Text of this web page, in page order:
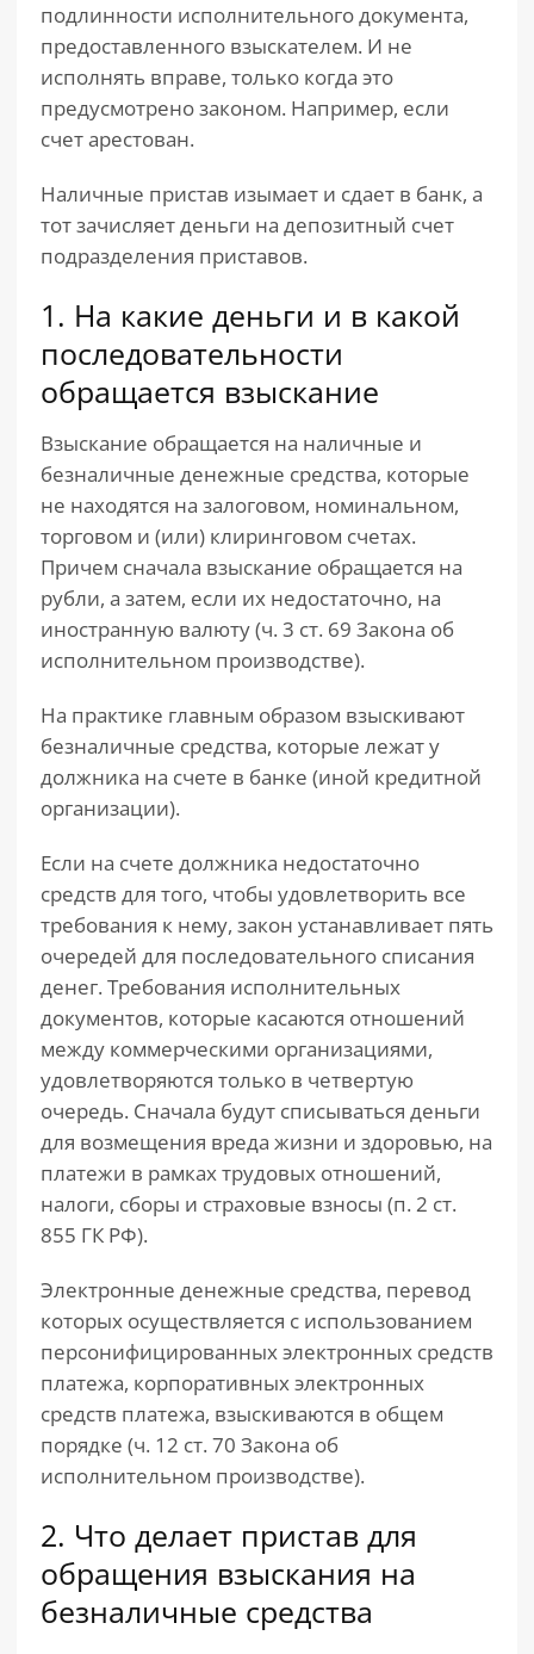
подлинности исполнительного документа,
предоставленного взыскателем. И не
исполнять вправе, только когда это
предусмотрено законом. Например, если
счет арестован.
Наличные пристав изымает и сдает в банк, а
тот зачисляет деньги на депозитный счет
подразделения приставов.
1. На какие деньги и в какой
последовательности
обращается взыскание
Взыскание обращается на наличные и
безналичные денежные средства, которые
не находятся на залоговом, номинальном,
торговом и (или) клиринговом счетах.
Причем сначала взыскание обращается на
рубли, а затем, если их недостаточно, на
иностранную валюту (ч. 3 ст. 69 Закона об
исполнительном производстве).
На практике главным образом взыскивают
безналичные средства, которые лежат у
должника на счете в банке (иной кредитной
организации).
Если на счете должника недостаточно
средств для того, чтобы удовлетворить все
требования к нему, закон устанавливает пять
очередей для последовательного списания
денег. Требования исполнительных
документов, которые касаются отношений
между коммерческими организациями,
удовлетворяются только в четвертую
очередь. Сначала будут списываться деньги
для возмещения вреда жизни и здоровью, на
платежи в рамках трудовых отношений,
налоги, сборы и страховые взносы (п. 2 ст.
855 ГК РФ).
Электронные денежные средства, перевод
которых осуществляется с использованием
персонифицированных электронных средств
платежа, корпоративных электронных
средств платежа, взыскиваются в общем
порядке (ч. 12 ст. 70 Закона об
исполнительном производстве).
2. Что делает пристав для
обращения взыскания на
безналичные средства